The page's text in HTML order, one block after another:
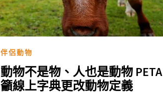
伴侶動物
動物不是物、人也是動物 PETA
籲線上字典更改動物定義